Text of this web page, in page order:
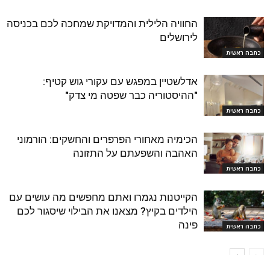
כתבה ראשית
החוויה הלילית והמדויקת שמחכה לכם בכניסה
לירושלים
כתבה ראשית
אדלשטיין במפגש עם עקורי גוש קטיף:
"ההיסטוריה כבר שפטה מי צדק"
כתבה ראשית
הכימיה מאחורי הפרפרים והחשקים: הורמוני
האהבה והשפעתם על התזונה
כתבה ראשית
הקייטנות נגמרו ואתם מחפשים מה עושים עם
הילדים בקיץ? מצאנו את הבילוי שיסגור לכם
פינה